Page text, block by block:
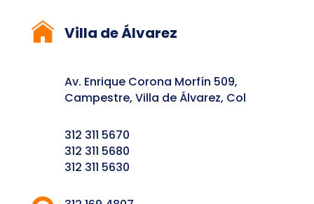
Villa de Álvarez
Av. Enrique Corona Morfín 509,
Campestre, Villa de Álvarez, Col
312 311 5670
312 311 5680
312 311 5630